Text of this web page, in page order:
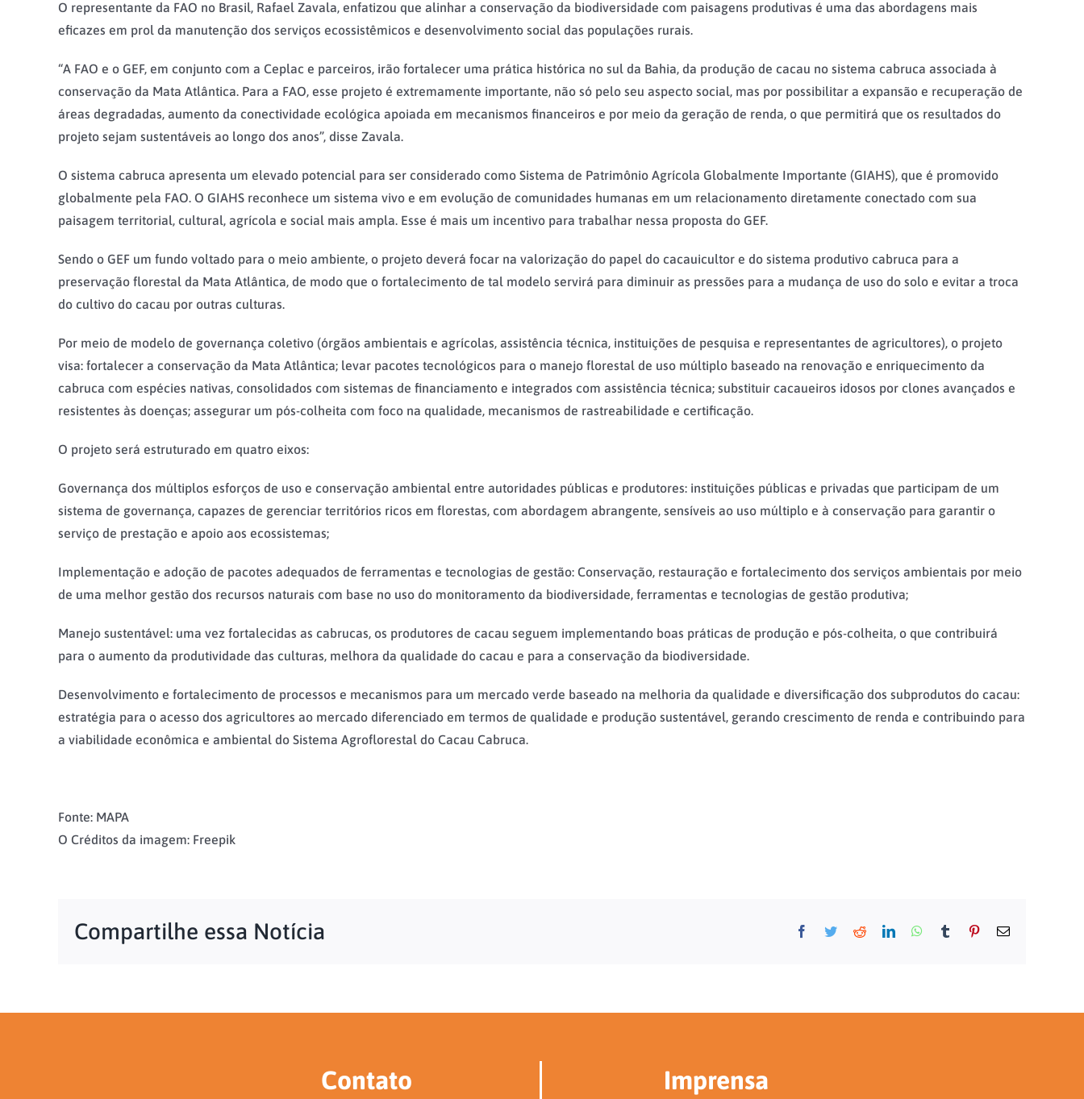
O representante da FAO no Brasil, Rafael Zavala, enfatizou que alinhar a conservação da biodiversidade com paisagens produtivas é uma das abordagens mais
eficazes em prol da manutenção dos serviços ecossistêmicos e desenvolvimento social das populações rurais.
“A FAO e o GEF, em conjunto com a Ceplac e parceiros, irão fortalecer uma prática histórica no sul da Bahia, da produção de cacau no sistema cabruca associada à
conservação da Mata Atlântica. Para a FAO, esse projeto é extremamente importante, não só pelo seu aspecto social, mas por possibilitar a expansão e recuperação de
áreas degradadas, aumento da conectividade ecológica apoiada em mecanismos financeiros e por meio da geração de renda, o que permitirá que os resultados do
projeto sejam sustentáveis ao longo dos anos”, disse Zavala.
O sistema cabruca apresenta um elevado potencial para ser considerado como Sistema de Patrimônio Agrícola Globalmente Importante (GIAHS), que é promovido
globalmente pela FAO. O GIAHS reconhece um sistema vivo e em evolução de comunidades humanas em um relacionamento diretamente conectado com sua
paisagem territorial, cultural, agrícola e social mais ampla. Esse é mais um incentivo para trabalhar nessa proposta do GEF.
Sendo o GEF um fundo voltado para o meio ambiente, o projeto deverá focar na valorização do papel do cacauicultor e do sistema produtivo cabruca para a
preservação florestal da Mata Atlântica, de modo que o fortalecimento de tal modelo servirá para diminuir as pressões para a mudança de uso do solo e evitar a troca
do cultivo do cacau por outras culturas.
Por meio de modelo de governança coletivo (órgãos ambientais e agrícolas, assistência técnica, instituições de pesquisa e representantes de agricultores), o projeto
visa: fortalecer a conservação da Mata Atlântica; levar pacotes tecnológicos para o manejo florestal de uso múltiplo baseado na renovação e enriquecimento da
cabruca com espécies nativas, consolidados com sistemas de financiamento e integrados com assistência técnica; substituir cacaueiros idosos por clones avançados e
resistentes às doenças; assegurar um pós-colheita com foco na qualidade, mecanismos de rastreabilidade e certificação.
O projeto será estruturado em quatro eixos:
Governança dos múltiplos esforços de uso e conservação ambiental entre autoridades públicas e produtores: instituições públicas e privadas que participam de um
sistema de governança, capazes de gerenciar territórios ricos em florestas, com abordagem abrangente, sensíveis ao uso múltiplo e à conservação para garantir o
serviço de prestação e apoio aos ecossistemas;
Implementação e adoção de pacotes adequados de ferramentas e tecnologias de gestão: Conservação, restauração e fortalecimento dos serviços ambientais por meio
de uma melhor gestão dos recursos naturais com base no uso do monitoramento da biodiversidade, ferramentas e tecnologias de gestão produtiva;
Manejo sustentável: uma vez fortalecidas as cabrucas, os produtores de cacau seguem implementando boas práticas de produção e pós-colheita, o que contribuirá
para o aumento da produtividade das culturas, melhora da qualidade do cacau e para a conservação da biodiversidade.
Desenvolvimento e fortalecimento de processos e mecanismos para um mercado verde baseado na melhoria da qualidade e diversificação dos subprodutos do cacau:
estratégia para o acesso dos agricultores ao mercado diferenciado em termos de qualidade e produção sustentável, gerando crescimento de renda e contribuindo para
a viabilidade econômica e ambiental do Sistema Agroflorestal do Cacau Cabruca.
Fonte: MAPA
O Créditos da imagem: Freepik
Compartilhe essa Notícia Facebook
TwitterRedditLinkedInWhatsApp
Tumblr Pinterest
E-
Contato Imprensa